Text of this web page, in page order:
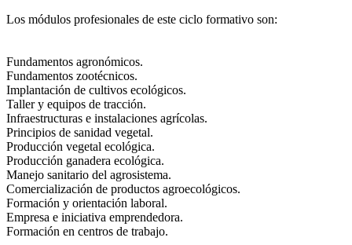
Los módulos profesionales de este ciclo formativo son:
Fundamentos agronómicos.
Fundamentos zootécnicos.
Implantación de cultivos ecológicos.
Taller y equipos de tracción.
Infraestructuras e instalaciones agrícolas.
Principios de sanidad vegetal.
Producción vegetal ecológica.
Producción ganadera ecológica.
Manejo sanitario del agrosistema.
Comercialización de productos agroecológicos.
Formación y orientación laboral.
Empresa e iniciativa emprendedora.
Formación en centros de trabajo.